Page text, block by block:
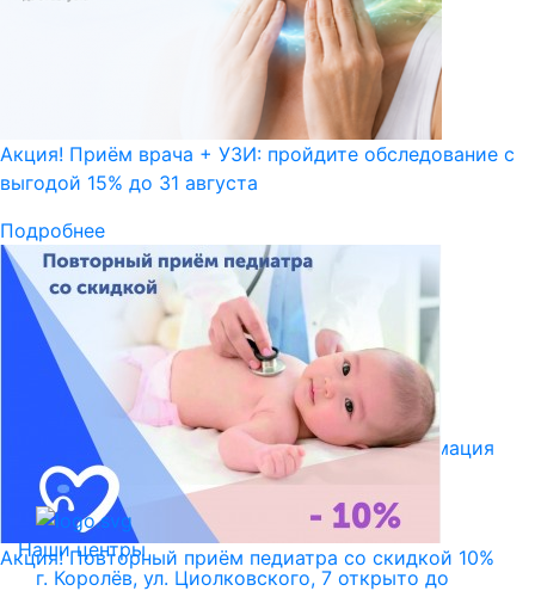
Акция! Приём врача + УЗИ: пройдите обследование с
выгодой 15% до 31 августа
Подробнее
Акция! Повторный приём педиатра со скидкой 10%
Библиотека пациента
Правовая информация
Версия для слабовидящих
Наши центры
г. Королёв, ул. Циолковского, 7 открыто до